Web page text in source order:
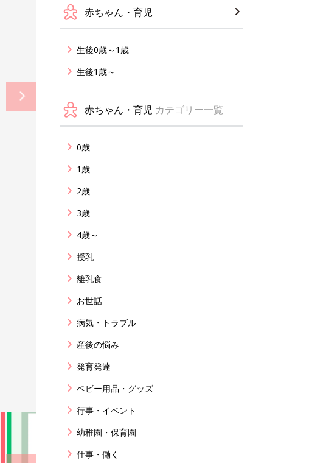
赤ちゃん・育児
生後0歳～1歳
生後1歳～
赤ちゃん・育児 カテゴリー一覧
0歳
1歳
2歳
3歳
4歳～
授乳
離乳食
お世話
病気・トラブル
産後の悩み
発育発達
ベビー用品・グッズ
行事・イベント
幼稚園・保育園
仕事・働く